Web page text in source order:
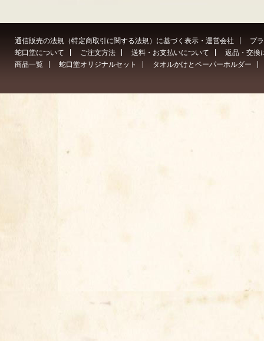
通信販売の法規（特定商取引に関する法規）に基づく表示・運営会社
プ
蛇口堂について
ご注文方法 送料・お支払いについて
返品・交換
商品一覧
蛇口堂オリジナルセット タオルかけとペーパーホルダー